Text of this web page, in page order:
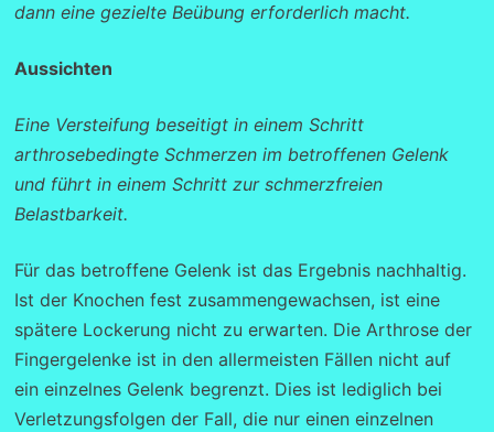
dann eine gezielte Beübung erforderlich macht.
Aussichten
Eine Versteifung beseitigt in einem Schritt
arthrosebedingte Schmerzen im betroffenen Gelenk
und führt in einem Schritt zur schmerzfreien
Belastbarkeit.
Für das betroffene Gelenk ist das Ergebnis nachhaltig.
Ist der Knochen fest zusammengewachsen, ist eine
spätere Lockerung nicht zu erwarten. Die Arthrose der
Fingergelenke ist in den allermeisten Fällen nicht auf
ein einzelnes Gelenk begrenzt. Dies ist lediglich bei
Verletzungsfolgen der Fall, die nur einen einzelnen